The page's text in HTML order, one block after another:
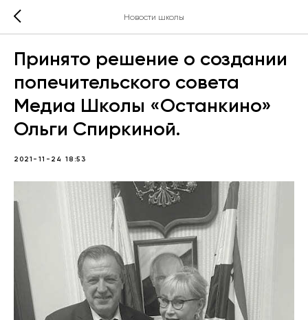
Новости школы
Принято решение о создании
попечительского совета
Медиа Школы «Останкино»
Ольги Спиркиной.
2021-11-24 18:53